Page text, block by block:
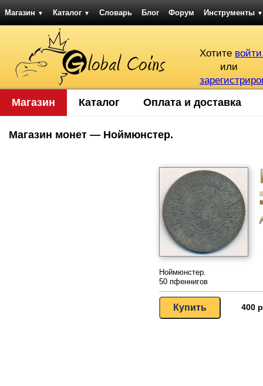
Магазин ▼ Каталог ▼ Словарь Блог Форум Инструменты ▼
Хотите
или
Магазин Каталог Оплата и доставка
Магазин монет — Ноймюнстер.
Ноймюнстер.
50 пфеннигов
400